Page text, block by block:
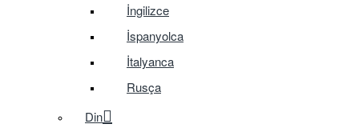
İngilizce
İspanyolca
İtalyanca
Rusça
Din